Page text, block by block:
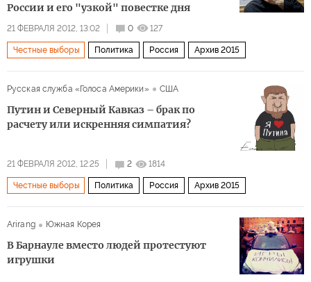
России и его "узкой" повестке дня
21 ФЕВРАЛЯ 2012, 13:02 0 127
Честные выборы Политика Россия Архив 2015
Русская служба «Голоса Америки» США
Путин и Северный Кавказ – брак по
расчету или искренняя симпатия?
21 ФЕВРАЛЯ 2012, 12:25 2 1814
Честные выборы Политика Россия Архив 2015
Arirang Южная Корея
В Барнауле вместо людей протестуют
игрушки